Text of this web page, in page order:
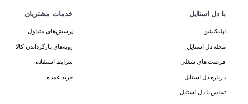
با دل استایل
اپلیکیشن
مجله دل استایل
فرصت های شغلی
درباره دل استایل
تماس با دل استایل
خدمات مشتریان
پرسش‌های متداول
رویه‌های بازگرداندن کالا
شرایط استفاده
خرید عمده